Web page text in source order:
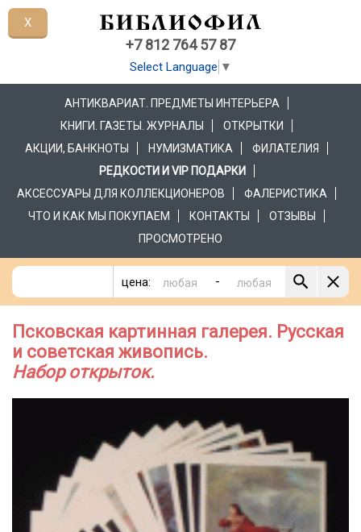
+7 812 764 57 87
Select Language ▼
АНТИКВАРИАТ. ПРЕДМЕТЫ ИНТЕРЬЕРА
КНИГИ. ГАЗЕТЫ. ЖУРНАЛЫ
ОТКРЫТКИ
АКЦИИ, БАНКНОТЫ
НУМИЗМАТИКА
ФИЛАТЕЛИЯ
РЕДКОСТИ И VIP ПОДАРКИ
АКСЕССУАРЫ ДЛЯ КОЛЛЕКЦИОНЕРОВ
ФАЛЕРИСТИКА
ЧТО И КАК МЫ ПОКУПАЕМ
КОНТАКТЫ
ОТЗЫВЫ
ПРОСМОТРЕНО
цена: -
Псковская картинная галерея. Русская
и советская живопись.
Набор открыток.
X